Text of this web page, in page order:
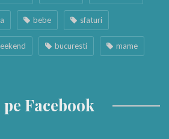
bebe sfaturi
bucuresti mame
Facebook